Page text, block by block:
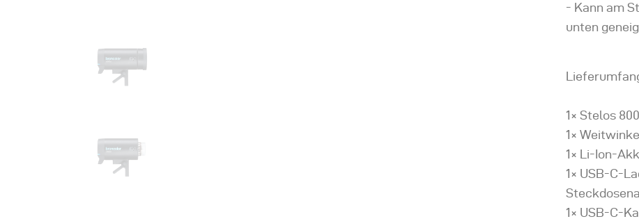
Kann am
unten
1× Stelos 800
1×
1× Li-Ion-
1× USB-C-
1× USB-C-